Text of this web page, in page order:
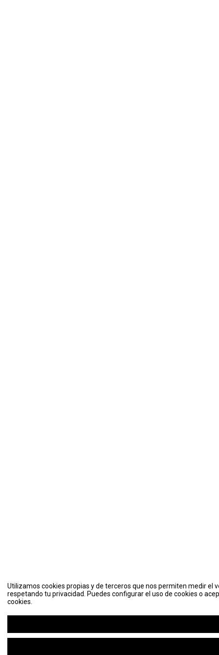
Utilizamos cookies propias y de terceros que nos permiten medir el
respetando tu privacidad. Puedes configurar el uso de cookies o
cookies.